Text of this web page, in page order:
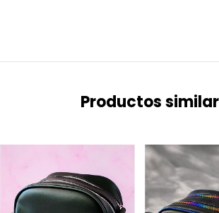
Productos